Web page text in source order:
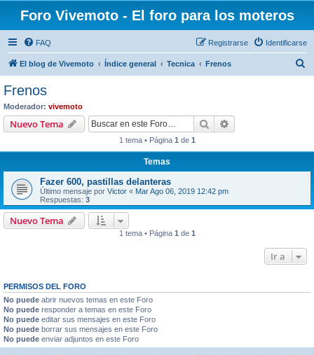
Foro Vivemoto - El foro para los moteros
FAQ Identificarse
Registrarse
El blog de Vivemoto Índice general Tecnica Frenos
Frenos
Moderador: vivemoto
Nuevo Tema Buscar
1 tema • Página 1 de 1
Temas
Fazer 600, pastillas delanteras
Último mensaje por Victor « Mar Ago 06, 2019 12:42 pm
Respuestas: 3
Nuevo Tema
1 tema • Página 1 de 1
Ir a
PERMISOS DEL FORO
No puede abrir nuevos temas en este Foro
No puede responder a temas en este Foro
No puede editar sus mensajes en este Foro
No puede borrar sus mensajes en este Foro
No puede enviar adjuntos en este Foro